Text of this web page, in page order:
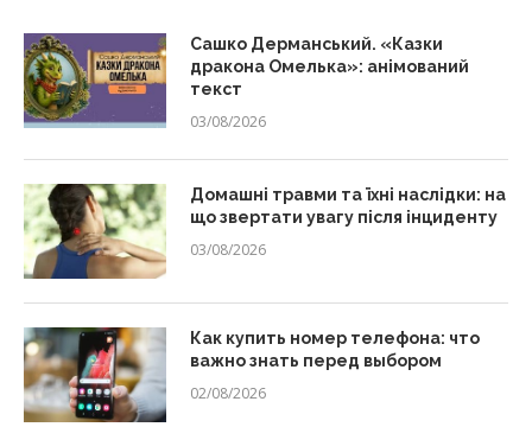
Сашко Дерманський. «Казки
дракона Омелька»: анімований
текст
03/08/2026
Домашні травми та їхні наслідки: на
що звертати увагу після інциденту
03/08/2026
Как купить номер телефона: что
важно знать перед выбором
02/08/2026